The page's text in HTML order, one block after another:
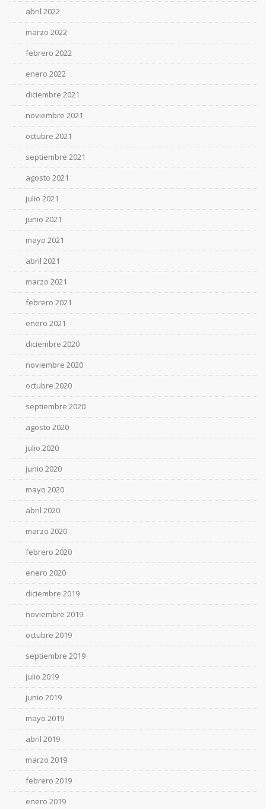
abril 2022
marzo 2022
febrero 2022
enero 2022
diciembre 2021
noviembre 2021
octubre 2021
septiembre 2021
agosto 2021
julio 2021
junio 2021
mayo 2021
abril 2021
marzo 2021
febrero 2021
enero 2021
diciembre 2020
noviembre 2020
octubre 2020
septiembre 2020
agosto 2020
julio 2020
junio 2020
mayo 2020
abril 2020
marzo 2020
febrero 2020
enero 2020
diciembre 2019
noviembre 2019
octubre 2019
septiembre 2019
julio 2019
junio 2019
mayo 2019
abril 2019
marzo 2019
febrero 2019
enero 2019